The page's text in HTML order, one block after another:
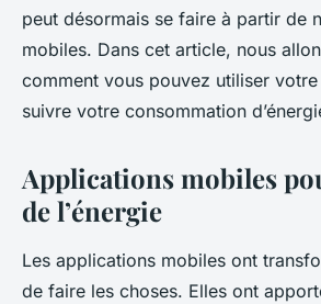
peut désormais se faire à partir de
mobiles. Dans cet article, nous
comment vous pouvez utiliser
suivre votre consommation
Applications mobiles
de l’énergie
Les applications mobiles ont
de faire les choses. Elles ont